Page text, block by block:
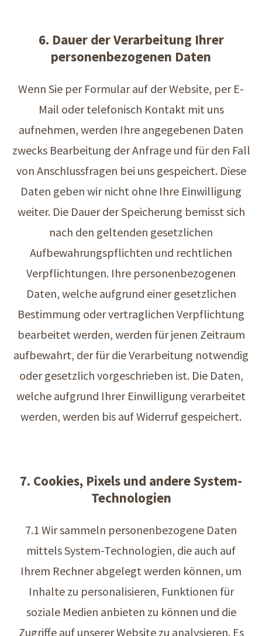
6. Dauer der Verarbeitung Ihrer
personenbezogenen Daten
Wenn Sie per Formular auf der Website, per E-
Mail oder telefonisch Kontakt mit uns
aufnehmen, werden Ihre angegebenen Daten
zwecks Bearbeitung der Anfrage und für den Fall
von Anschlussfragen bei uns gespeichert. Diese
Daten geben wir nicht ohne Ihre Einwilligung
weiter. Die Dauer der Speicherung bemisst sich
nach den geltenden gesetzlichen
Aufbewahrungspflichten und rechtlichen
Verpflichtungen. Ihre personenbezogenen
Daten, welche aufgrund einer gesetzlichen
Bestimmung oder vertraglichen Verpflichtung
bearbeitet werden, werden für jenen Zeitraum
aufbewahrt, der für die Verarbeitung notwendig
oder gesetzlich vorgeschrieben ist. Die Daten,
welche aufgrund Ihrer Einwilligung verarbeitet
werden, werden bis auf Widerruf gespeichert.
7. Cookies, Pixels und andere System-
Technologien
7.1 Wir sammeln personenbezogene Daten
mittels System-Technologien, die auch auf
Ihrem Rechner abgelegt werden können, um
Inhalte zu personalisieren, Funktionen für
soziale Medien anbieten zu können und die
Zugriffe auf unserer Website zu analysieren. Es